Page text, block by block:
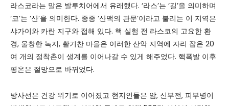
라스코라는 말은 발루치어에서 유래했다. ‘라스’는 ‘길’을 의미하며
‘코’는 ‘산’을 의미한다. 종종 ‘산맥의 관문’이라고 불리는 이 지역은
샤가이와 카란 지구와 접해 있다. 핵 실험 전 라스코의 고요한 환
경, 울창한 녹지, 활기찬 마을은 이러한 산악 지역에 자리 잡은 20
여 개의 정착촌이 생계를 이어나갈 수 있게 해주었다. 핵폭발 이후
평온은 절망으로 바뀌었다.
방사선은 건강 위기로 이어졌고 현지인들은 암, 신부전, 피부병이